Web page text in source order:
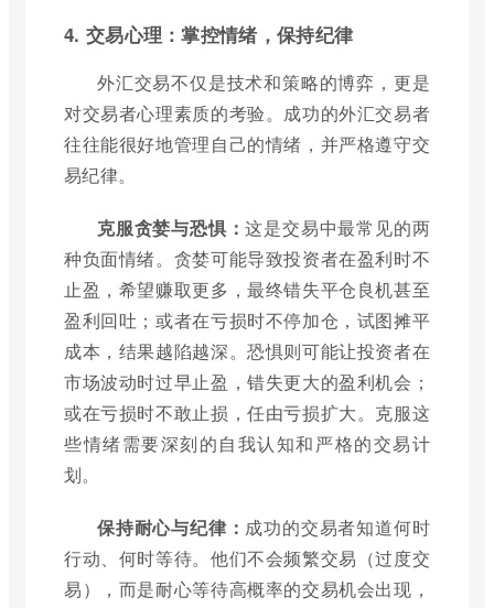
4. 交易心理：掌控情绪，保持纪律
外汇交易不仅是技术和策略的博弈，更是
对交易者心理素质的考验。成功的外汇交易者
往往能很好地管理自己的情绪，并严格遵守交
易纪律。
克服贪婪与恐惧：这是交易中最常见的两
种负面情绪。贪婪可能导致投资者在盈利时不
止盈，希望赚取更多，最终错失平仓良机甚至
盈利回吐；或者在亏损时不停加仓，试图摊平
成本，结果越陷越深。恐惧则可能让投资者在
市场波动时过早止盈，错失更大的盈利机会；
或在亏损时不敢止损，任由亏损扩大。克服这
些情绪需要深刻的自我认知和严格的交易计
划。
保持耐心与纪律： 成功的交易者知道何时
行动、何时等待。他们不会频繁交易（过度交
易），而是耐心等待高概率的交易机会出现，